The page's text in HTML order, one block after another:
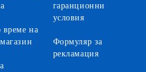
време на
гаранционни
условия
Формуляр за
рекламация